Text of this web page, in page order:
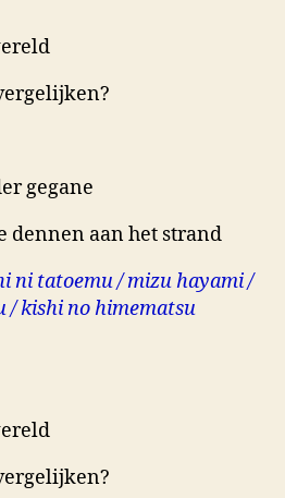
gegane
aan het strand
ni tatoemu / mizu hayami /
/ kishi no himematsu